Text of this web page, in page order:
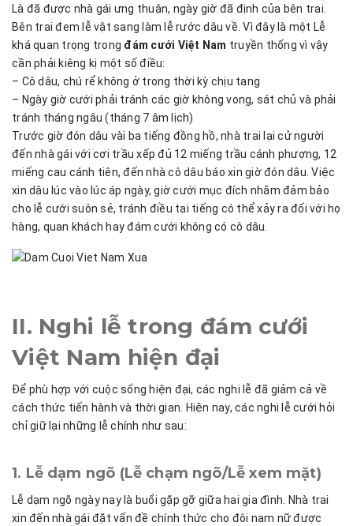
Là đã được nhà gái ưng thuận, ngày giờ đã định của bên trai.
Bên trai đem lễ vật sang làm lễ rước dâu về. Vì đây là một Lễ
khá quan trọng trong đám cưới Việt Nam truyền thống vì vậy
cần phải kiêng kị một số điều:
– Cô dâu, chú rể không ở trong thời kỳ chịu tang
– Ngày giờ cưới phải tránh các giờ không vong, sát chủ và phải
tránh tháng ngâu (tháng 7 âm lịch)
Trước giờ đón dâu vài ba tiếng đồng hồ, nhà trai lại cử người
đến nhà gái với cơi trầu xếp đủ 12 miếng trầu cánh phượng, 12
miếng cau cánh tiên, đến nhà cô dâu báo xin giờ đón dâu. Việc
xin dâu lúc vào lúc áp ngày, giờ cưới mục đích nhằm đảm bảo
cho lễ cưới suôn sẻ, tránh điều tai tiếng có thể xảy ra đối với họ
hàng, quan khách hay đám cưới không có cô dâu.
II. Nghi lễ trong đám cưới
Việt Nam hiện đại
Để phù hợp với cuộc sống hiện đại, các nghi lễ đã giảm cả về
cách thức tiến hành và thời gian. Hiện nay, các nghi lễ cưới hỏi
chỉ giữ lại những lễ chính như sau:
1. Lễ dạm ngõ (Lễ chạm ngõ/Lễ xem mặt)
Lễ dạm ngõ ngày nay là buổi gặp gỡ giữa hai gia đình. Nhà trai
xin đến nhà gái đặt vấn đề chính thức cho đôi nam nữ được